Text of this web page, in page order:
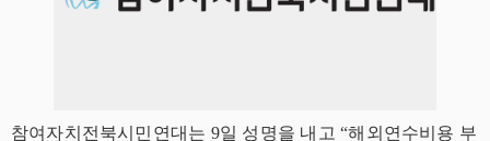
참여자치전북시민연대는 9일 성명을 내고 “해외연수비용 부